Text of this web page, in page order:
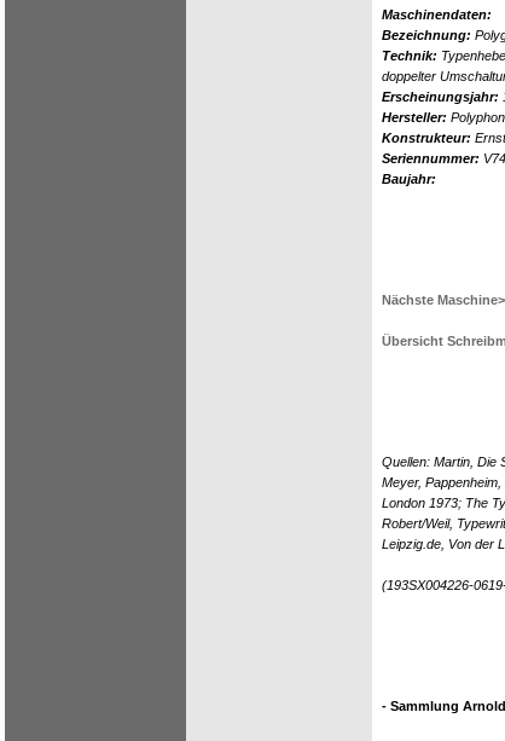
Maschinendaten:
Bezeichnung:
Technik:
doppelter
Erscheinungsjahr:
Hersteller:
Konstrukteur:
Seriennummer:
Baujahr:
Nächste Maschine>
Übersicht
Quellen: Martin, Die
Meyer, Pappenheim,
London 1973; The
Robert/Weil,
Leipzig.de, Von der
(193SX004226-
- Sammlung